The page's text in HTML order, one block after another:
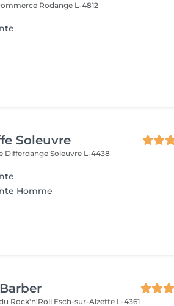
Rodange L-4812
Soleuvre
DifferdangeSoleuvre L-4438
Homme
Rock'n'Roll Esch-sur-Alzette L-4361